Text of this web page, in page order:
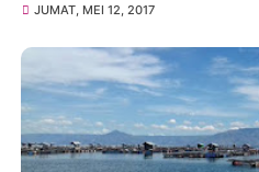
JUMAT, MEI 12, 2017